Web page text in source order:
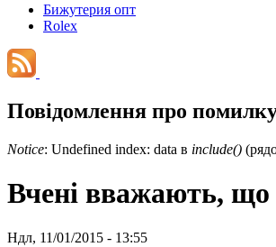
Бижутерия опт
Rolex
Повідомлення про
Notice: Undefined index: data в include()
Вчені вважають, що
Ндл, 11/01/2015 - 13:55